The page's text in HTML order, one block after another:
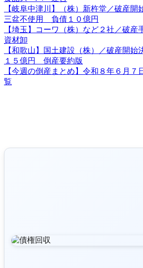
【岐阜中津川】（株）新杵堂／破産
三盆不使用 負債１０億円
【埼玉】コーワ（株）など２社／破
資材卸
【和歌山】国土建設（株）／破産開
１５億円 倒産要約版
【今週の倒産まとめ】令和８年６月
覧